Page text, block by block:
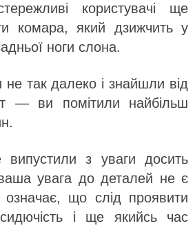
користувачі ще
комара, який дзижчить у
ноги слона.
так далеко і знайшли від
— ви помітили найбільш
з уваги досить
увага до деталей не є
що слід проявити
і ще якийсь час